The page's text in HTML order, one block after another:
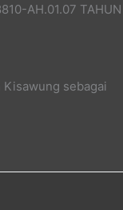
AH.01.07 TAHUN
Kisawung sebagai